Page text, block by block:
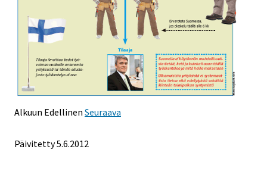
Alkuun Edellinen Seuraava
Päivitetty 5.6.2012